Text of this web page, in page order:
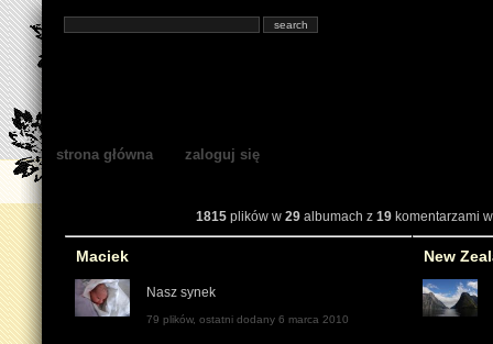
strona główna zaloguj się
1815 plików w 29 albumach z 19 komentarzami
Maciek
Nasz synek
79 plików, ostatni dodany 6 marca 2010
New